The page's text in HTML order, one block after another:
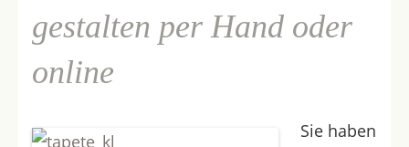
gestalten per Hand oder
online
Sie haben